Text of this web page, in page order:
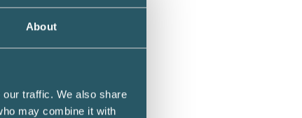
About
traffic. We also share
may combine it with